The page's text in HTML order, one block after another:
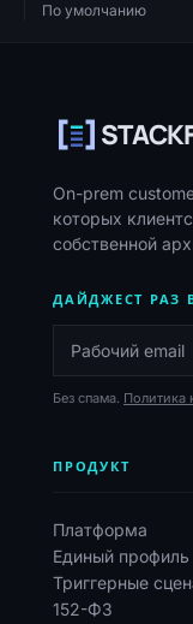
По умолчанию
On-prem
которых
собственной
ДАЙДЖЕСТ РАЗ
Без спама. Политика
ПРОДУКТ
Платформа
Единый профиль
Триггерные
152-ФЗ